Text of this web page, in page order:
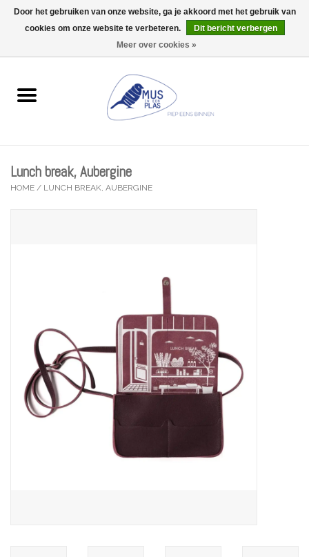
0 Artikelen - €0,00
Wenskaarten
Lifestyle
Pasen
Koopjes
Cadeaubonnen
Lunch break, Aubergine
HOME / LUNCH BREAK, AUBERGINE
Door het gebruiken van onze website, ga je akkoord met het gebruik van
cookies om onze website te verbeteren.
Dit bericht verbergen
Meer over cookies »
Wij zijn uitzonderlijk gesloten op Do 13/08